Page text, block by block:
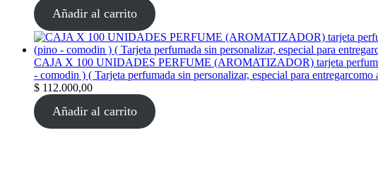
Añadir al carrito
CAJA X 100 UNIDADES PERFUME (AROMATIZADOR) tarjeta
- comodin ) ( Tarjeta perfumada sin personalizar, especial para
$ 112.000,00
Añadir al carrito